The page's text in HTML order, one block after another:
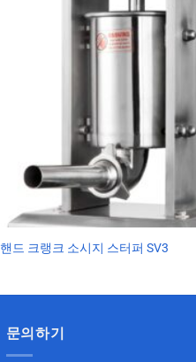
핸드 크랭크 소시지 스터퍼 SV3
문의하기